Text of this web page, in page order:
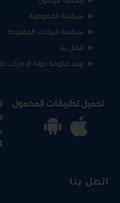
سياسة الخصوصية
سياسة البيانات المفتوحة
اتصل بنا
وعد حكومة دولة الإمارات
تحميل تطبيقات المحمول
اتصل بنا